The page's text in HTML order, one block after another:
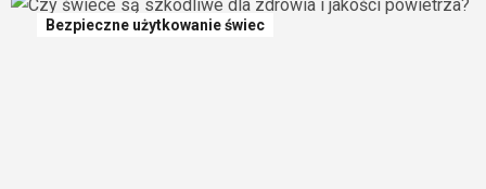
Bezpieczne użytkowanie świec